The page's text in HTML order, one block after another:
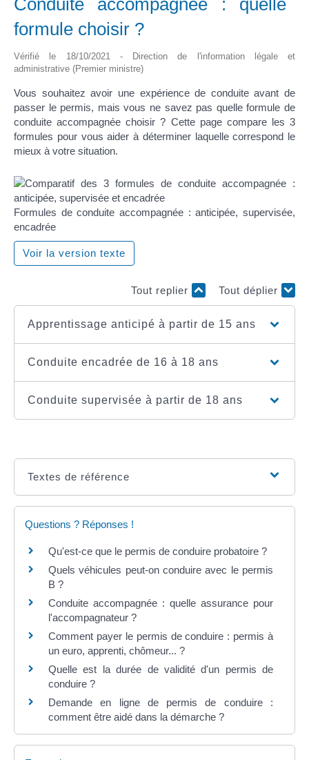
formule choisir ?
Vérifié le 18/10/2021 - Direction de l'information légale et
administrative (Premier ministre)
Vous souhaitez avoir une expérience de conduite avant de
passer le permis, mais vous ne savez pas quelle formule de
conduite accompagnée choisir ? Cette page compare les 3
formules pour vous aider à déterminer laquelle correspond le
mieux à votre situation.
Formules de conduite accompagnée : anticipée, supervisée,
encadrée
Voir la version texte
Tout replier Tout déplier
Apprentissage anticipé à partir de 15 ans
Conduite encadrée de 16 à 18 ans
Conduite supervisée à partir de 18 ans
Textes de référence
Questions ? Réponses !
Qu'est-ce que le permis de conduire probatoire ?
Quels véhicules peut-on conduire avec le permis
B ?
Conduite accompagnée : quelle assurance pour
l'accompagnateur ?
Comment payer le permis de conduire : permis à
un euro, apprenti, chômeur... ?
Quelle est la durée de validité d'un permis de
conduire ?
Demande en ligne de permis de conduire :
comment être aidé dans la démarche ?